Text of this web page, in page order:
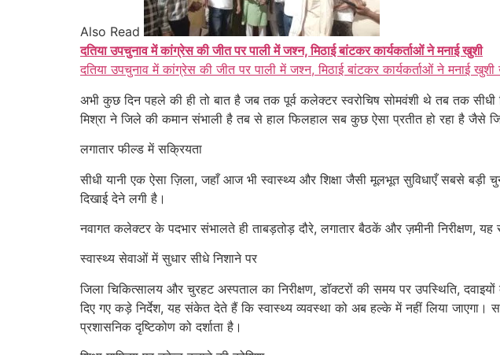
Also Read
दतिया उपचुनाव में कांग्रेस की जीत पर पाली में जश्न, मिठाई बांटकर कार्यकर्ताओं ने मनाई खुशी
दतिया उपचुनाव में कांग्रेस की जीत पर पाली में जश्न, मिठाई बांटकर कार्यकर्ताओं ने मनाई खुशी
अभी कुछ दिन पहले की ही तो बात है जब तक पूर्व कलेक्टर स्वरोचिष सोमवंशी थे तब तक
मिश्रा ने जिले की कमान संभाली है तब से हाल फिलहाल सब कुछ ऐसा प्रतीत हो रहा है जैसे
लगातार फील्ड में सक्रियता
सीधी यानी एक ऐसा ज़िला, जहाँ आज भी स्वास्थ्य और शिक्षा जैसी मूलभूत सुविधाएँ सबसे
दिखाई देने लगी है।
नवागत कलेक्टर के पदभार संभालते ही ताबड़तोड़ दौरे, लगातार बैठकें और ज़मीनी निरीक्षण,
स्वास्थ्य सेवाओं में सुधार सीधे निशाने पर
जिला चिकित्सालय और चुरहट अस्पताल का निरीक्षण, डॉक्टरों की समय पर उपस्थिति,
दिए गए कड़े निर्देश, यह संकेत देते हैं कि स्वास्थ्य व्यवस्था को अब हल्के में नहीं लिया
प्रशासनिक दृष्टिकोण को दर्शाता है।